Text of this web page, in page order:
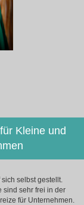
Kleine und
selbst gestellt.
sind sehr frei in der
für Unternehmen.